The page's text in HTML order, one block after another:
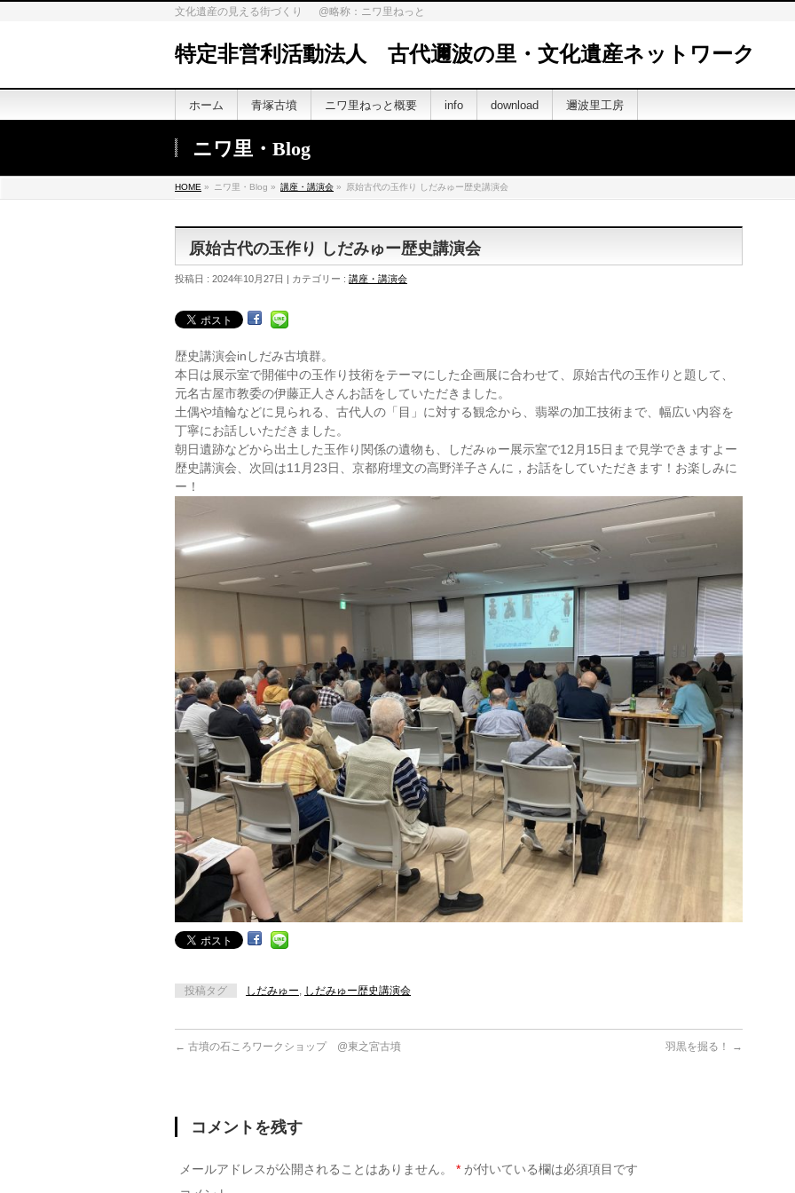
文化遺産の見える街づくり @略称：ニワ里ねっと
特定非営利活動法人 古代邇波の里・文化遺産ネットワーク
ホーム 青塚古墳 ニワ里ねっと概要 info download 邇波里工房
ニワ里・Blog
HOME » ニワ里・Blog » 講座・講演会 » 原始古代の玉作り しだみゅー歴史講演会
原始古代の玉作り しだみゅー歴史講演会
投稿日 : 2024年10月27日 | カテゴリー : 講座・講演会
歴史講演会inしだみ古墳群。
本日は展示室で開催中の玉作り技術をテーマにした企画展に合わせて、原始古代の玉作りと題して、
元名古屋市教委の伊藤正人さんお話をしていただきました。
土偶や埴輪などに見られる、古代人の「目」に対する観念から、翡翠の加工技術まで、幅広い内容を
丁寧にお話しいただきました。
朝日遺跡などから出土した玉作り関係の遺物も、しだみゅー展示室で12月15日まで見学できますよー
歴史講演会、次回は11月23日、京都府埋文の高野洋子さんに，お話をしていただきます！お楽しみに
ー！
投稿タグ しだみゅー, しだみゅー歴史講演会
← 古墳の石ころワークショップ @東之宮古墳 羽黒を掘る！ →
コメントを残す
メールアドレスが公開されることはありません。 * が付いている欄は必須項目です